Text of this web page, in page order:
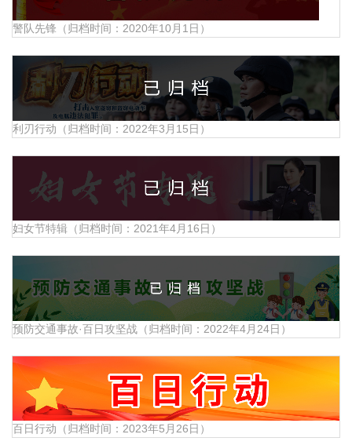
警队先锋（归档时间：2020年10月1日）
利刃行动（归档时间：2022年3月15日）
妇女节特辑（归档时间：2021年4月16日）
预防交通事故·百日攻坚战（归档时间：2022年4月24日）
百日行动（归档时间：2023年5月26日）